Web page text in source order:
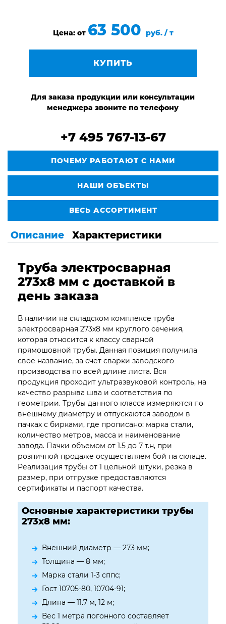
Цена: от 63 500 руб. / т
КУПИТЬ
Для заказа продукции или консультации
менеджера звоните по телефону
+7 495 767-13-67
ПОЧЕМУ РАБОТАЮТ С НАМИ
НАШИ ОБЪЕКТЫ
ВЕСЬ АССОРТИМЕНТ
Описание Характеристики
Труба электросварная
273х8 мм с доставкой в
день заказа
В наличии на складском комплексе труба
электросварная 273х8 мм круглого сечения,
которая относится к классу сварной
прямошовной трубы. Данная позиция получила
свое название, за счет сварки заводского
производства по всей длине листа. Вся
продукция проходит ультразвуковой контроль, на
качество разрыва шва и соответствия по
геометрии. Трубы данного класса измеряются по
внешнему диаметру и отпускаются заводом в
пачках с бирками, где прописано: марка стали,
количество метров, масса и наименование
завода. Пачки объемом от 1.5 до 7 т.н, при
розничной продаже осуществляем бой на складе.
Реализация трубы от 1 цельной штуки, резка в
размер, при отгрузке предоставляются
сертификаты и паспорт качества.
Основные характеристики трубы
273х8 мм:
Внешний диаметр — 273 мм;
Толщина — 8 мм;
Марка стали 1-3 сппс;
Гост 10705-80, 10704-91;
Длина — 11.7 м, 12 м;
Вес 1 метра погонного составляет